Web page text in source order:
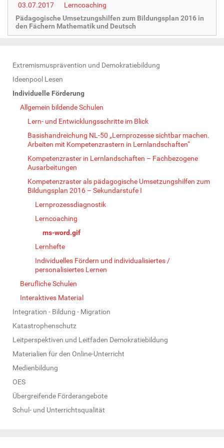
03.07.2017
Lerncoaching
Pädagogische Umsetzungshilfen zum Bildungsplan 2016 in
den Fächern Mathematik und Deutsch
N
a
v
Extremismusprävention und Demokratiebildung
Ideenpool Lesen
Individuelle Förderung
Allgemein bildende Schulen
Lern- und Entwicklungsschritte im Blick
Basishandreichung NL-50 „Lernprozesse sichtbar machen.
Arbeiten mit Kompetenzrastern in Lernlandschaften“
Kompetenzraster in Lernlandschaften – Fachbezogene
Ausarbeitungen
Kompetenzraster als pädagogische Umsetzungshilfen zum
Bildungsplan 2016 – Sekundarstufe I
Lernprozessdiagnostik
Lerncoaching
ms-word.gif
Lernhefte
Individuelles Fördern und individualisiertes /
personalisiertes Lernen
Berufliche Schulen
Interaktives Material
Integration - Bildung - Migration
Katastrophenschutz
Leitperspektiven und Leitfaden Demokratiebildung
Materialien für den Online-Unterricht
Medienbildung
OES
Übergreifende Förderangebote
Schul- und Unterrichtsqualität